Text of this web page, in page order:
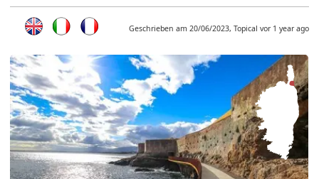
Geschrieben am 20/06/2023, Topical vor 1 year ago